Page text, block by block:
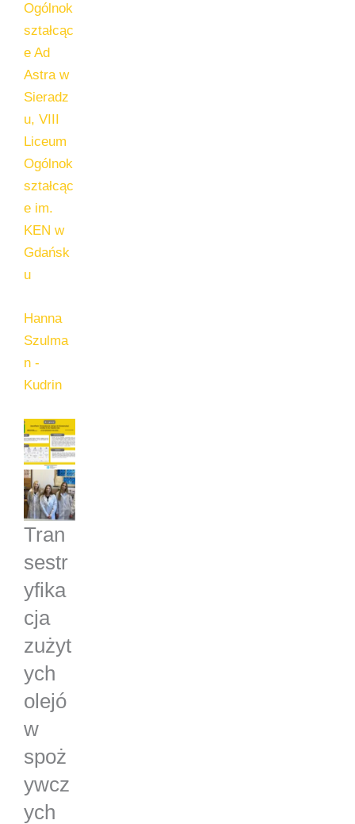
Ogólnok
ształcąc
e Ad
Astra w
Sieradz
u, VIII
Liceum
Ogólnok
ształcąc
e im.
KEN w
Gdańsk
u
Hanna
Szulma
n -
Kudrin
Tran
sestr
yfika
cja
zużyt
ych
olejó
w
spoż
ywcz
ych